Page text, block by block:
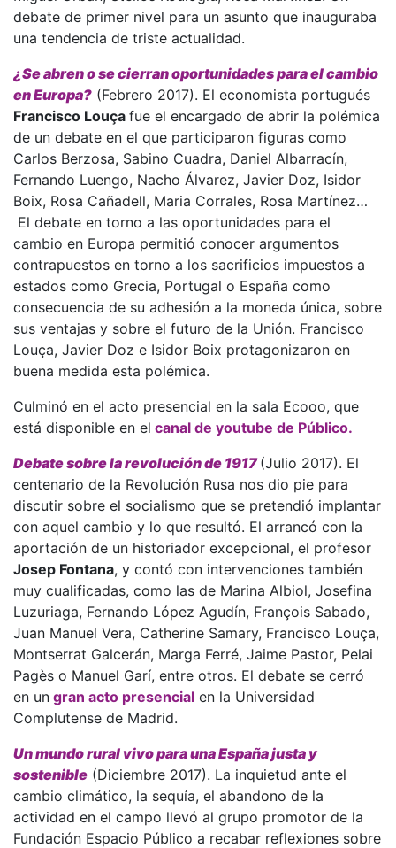
debate de primer nivel para un asunto que inauguraba
una tendencia de triste actualidad.
¿Se abren o se cierran oportunidades para el cambio
en Europa? (Febrero 2017). El economista portugués
Francisco Louça fue el encargado de abrir la polémica
de un debate en el que participaron figuras como
Carlos Berzosa, Sabino Cuadra, Daniel Albarracín,
Fernando Luengo, Nacho Álvarez, Javier Doz, Isidor
Boix, Rosa Cañadell, Maria Corrales, Rosa Martínez…
El debate en torno a las oportunidades para el
cambio en Europa permitió conocer argumentos
contrapuestos en torno a los sacrificios impuestos a
estados como Grecia, Portugal o España como
consecuencia de su adhesión a la moneda única, sobre
sus ventajas y sobre el futuro de la Unión. Francisco
Louça, Javier Doz e Isidor Boix protagonizaron en
buena medida esta polémica.
Culminó en el acto presencial en la sala Ecooo, que
está disponible en el canal de youtube de Público.
Debate sobre la revolución de 1917(Julio 2017). El
centenario de la Revolución Rusa nos dio pie para
discutir sobre el socialismo que se pretendió implantar
con aquel cambio y lo que resultó. El arrancó con la
aportación de un historiador excepcional, el profesor
Josep Fontana, y contó con intervenciones también
muy cualificadas, como las de Marina Albiol, Josefina
Luzuriaga, Fernando López Agudín, François Sabado,
Juan Manuel Vera, Catherine Samary, Francisco Louça,
Montserrat Galcerán, Marga Ferré, Jaime Pastor, Pelai
Pagès o Manuel Garí, entre otros. El debate se cerró
en un gran acto presencial en la Universidad
Complutense de Madrid.
Un mundo rural vivo para una España justa y
sostenible (Diciembre 2017). La inquietud ante el
cambio climático, la sequía, el abandono de la
actividad en el campo llevó al grupo promotor de la
Fundación Espacio Público a recabar reflexiones sobre